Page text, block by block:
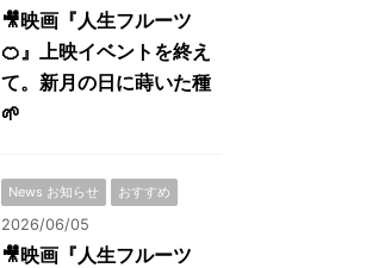
🎥映画『人生フルーツ
🍊』上映イベントを終え
て。新月の日に蒔いた種
🌱
News お知らせ おすすめ
2026/06/05
🎥映画『人生フルーツ